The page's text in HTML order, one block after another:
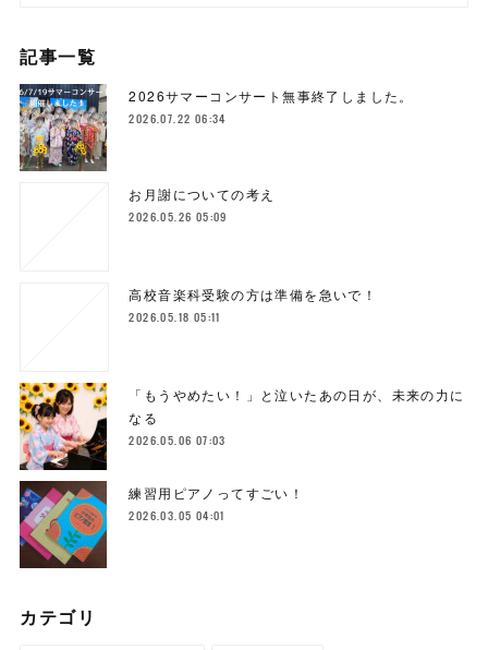
記事一覧
2026サマーコンサート無事終了しました。
2026.07.22 06:34
お月謝についての考え
2026.05.26 05:09
高校音楽科受験の方は準備を急いで！
2026.05.18 05:11
「もうやめたい！」と泣いたあの日が、未来の力に
なる
2026.05.06 07:03
練習用ピアノってすごい！
2026.03.05 04:01
カテゴリ